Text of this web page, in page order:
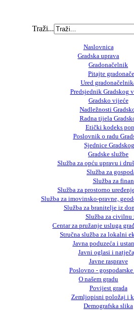
Traži...
Naslovnica
Gradska uprava
Gradonačelnik
Pitajte
Ured
Predsjednik Gradskog
Gradsko vijeće
Nadležnosti
Radna tijela
Etički kodeks
Poslovnik o radu
Sjednice
Gradske službe
Služba za opću upravu i
Služba za
Služba za
Služba za prostorno
Služba za imovinsko-pravne,
Služba za branitelje iz
Služba za civilnu
Centar za pružanje usluga
Stručna služba za lokalni
Javna poduzeća i
Javni oglasi i
Javne rasprave
Poslovno -
O našem gradu
Povijest grada
Zemljopisni položaj i
Demografska slika